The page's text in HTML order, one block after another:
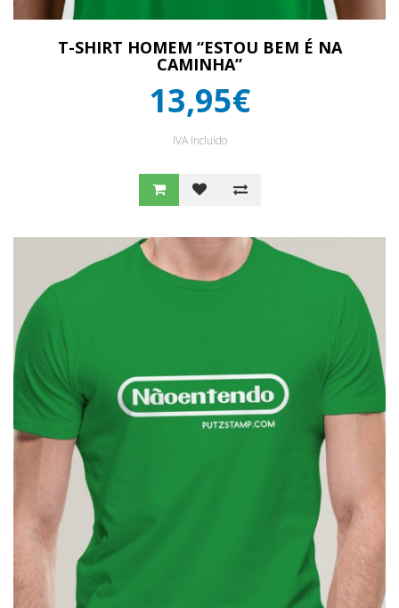
T-SHIRT HOMEM “ESTOU BEM É NA
CAMINHA”
13,95€
IVA Incluído